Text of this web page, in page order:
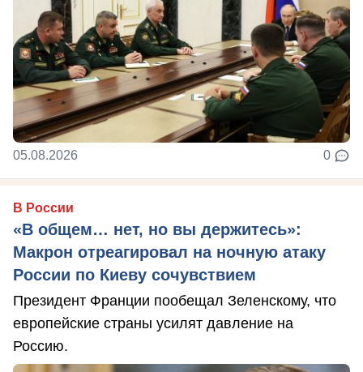
05.08.2026 0
В России
«В общем… нет, но вы держитесь»:
Макрон отреагировал на ночную атаку
России по Киеву сочувствием
Президент Франции пообещал Зеленскому, что
европейские страны усилят давление на
Россию.